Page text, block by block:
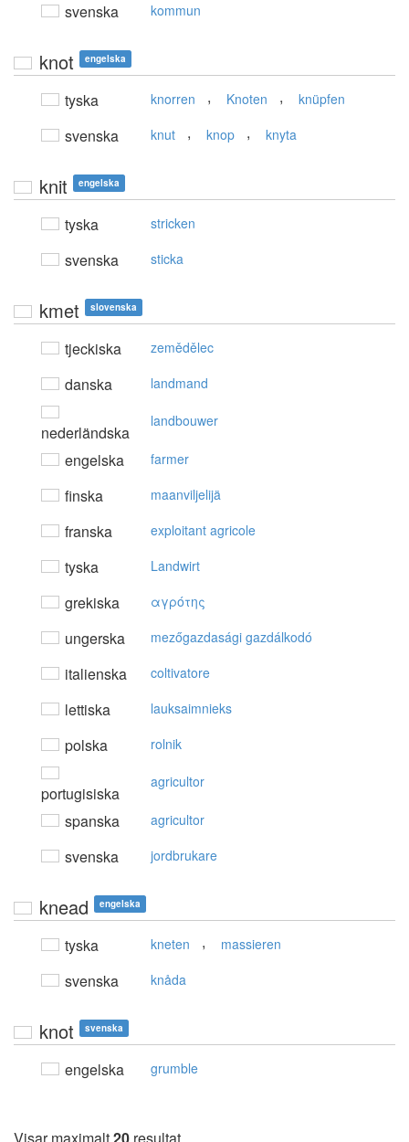
svenska kommun
knot engelska
tyska knorren , Knoten , knüpfen
svenska knut , knop , knyta
knit engelska
tyska stricken
svenska sticka
kmet slovenska
tjeckiska zemědělec
danska landmand
nederländska
landbouwer
engelska farmer
finska maanviljelijä
franska exploitant agricole
tyska Landwirt
grekiska αγρότης
ungerska mezőgazdasági gazdálkodó
italienska coltivatore
lettiska lauksaimnieks
polska rolnik
portugisiska
agricultor
spanska agricultor
svenska jordbrukare
knead engelska
tyska kneten , massieren
svenska knåda
knot svenska
engelska grumble